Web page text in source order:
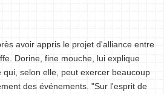
avoir appris le projet d'alliance entre
Dorine, fine mouche, lui explique
selon elle, peut exercer beaucoup
des événements. "Sur l'esprit de